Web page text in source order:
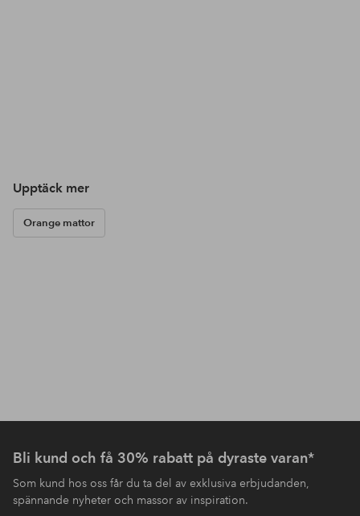
Upptäck mer
Orange mattor
Bli kund och få 30% rabatt på dyraste varan*
Som kund hos oss får du ta del av exklusiva erbjudanden,
spännande nyheter och massor av inspiration.